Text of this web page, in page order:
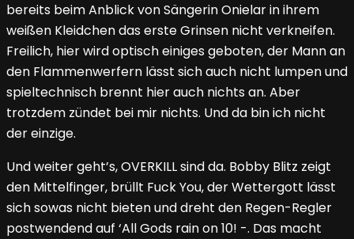
bereits beim Anblick von Sängerin Onielar in ihrem
weißen Kleidchen das erste Grinsen nicht verkneifen.
Freilich, hier wird optisch einiges geboten, der Mann an
den Flammenwerfern lässt sich auch nicht lumpen und
spieltechnisch brennt hier auch nichts an. Aber
trotzdem zündet bei mir nichts. Und da bin ich nicht
der einzige.
Und weiter geht’s, OVERKILL sind da. Bobby Blitz zeigt
den Mittelfinger, brüllt Fuck You, der Wettergott lässt
sich sowas nicht bieten und dreht den Regen-Regler
postwendend auf ‘All Gods rain on 10! -. Das macht